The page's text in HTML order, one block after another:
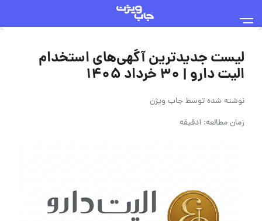
لیست جدیدترین آگهی‌های استخدام
الیت دارو | ۳۰ خرداد ۱۴۰۵
نوشته شده توسطجاب ویژن
زمان مطالعه: 1دقیقه